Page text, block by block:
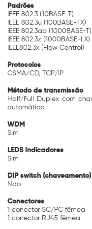
Padrões
IEEE 802.3 (10BASE-T)
IEEE 802.3u (100BASE-TX)
IEEE 802.3ab (1000BASE-T)
IEEE 802.3z (1000BASE-LX)
IEEE802.3x (Flow Control)
Protocolos
CSMA/CD, TCP/IP
Método de transmissão
Half/Full Duplex com
automático
WDM
Sim
LEDS Indicadores
Sim
DIP switch (chaveamento)
Não
Conectores
1 conector SC/PC fêmea
1 conector RJ45 fêmea